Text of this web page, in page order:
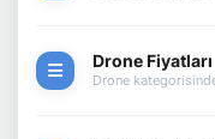
Drone Fiyatları
Drone